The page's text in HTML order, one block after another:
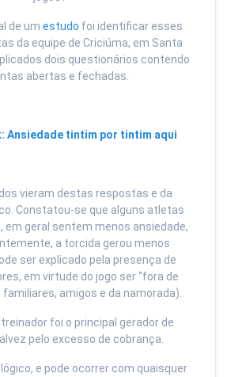
de um estudo foi identificar esses
da equipe de Criciúma, em Santa
dois questionários contendo
abertas e fechadas.
Ansiedade tintim por tintim aqui
vieram destas respostas e da
Constatou-se que alguns atletas
em geral sentem menos ansiedade,
a torcida gerou menos
ser explicado pela presença de
em virtude do jogo ser “fora de
familiares, amigos e da namorada).
foi o principal gerador de
pelo excesso de cobrança.
e pode ocorrer com quaisquer